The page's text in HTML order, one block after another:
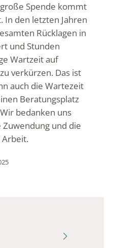
Spende kommt
den letzten Jahren
Rücklagen in
und Stunden
Wartzeit auf
verkürzen. Das ist
auch die Wartezeit
Beratungsplatz
bedanken uns
und die